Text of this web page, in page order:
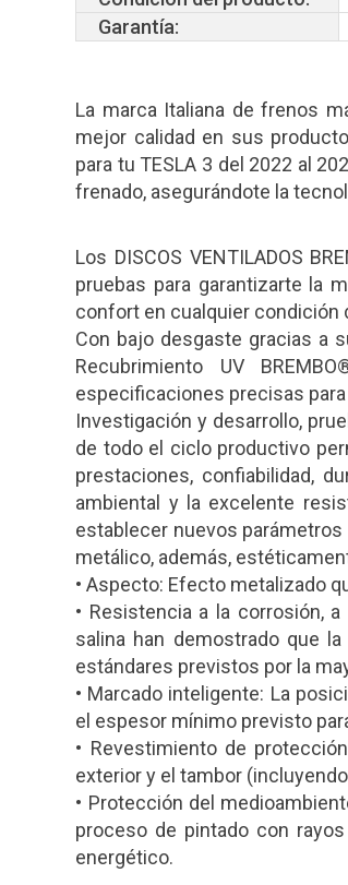
Garantía:
La marca Italiana de frenos
mejor calidad en sus
para tu TESLA 3 del 2022 al
frenado, asegurándote la
Los DISCOS VENTILADOS
pruebas para garantizarte la
confort en cualquier condición
Con bajo desgaste gracias a
Recubrimiento UV
especificaciones precisas
Investigación y desarrollo,
de todo el ciclo productivo
prestaciones, confiabilidad,
ambiental y la excelente
establecer nuevos
metálico, además,
• Aspecto: Efecto metalizado
• Resistencia a la corrosión,
salina han demostrado que
estándares previstos por la
• Marcado inteligente: La
el espesor mínimo previsto
• Revestimiento de
exterior y el tambor
• Protección del
proceso de pintado con
energético.